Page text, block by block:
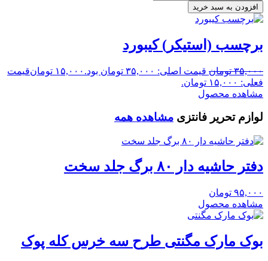
افزودن به سبد خرید
برچسب (استیکر) کیبورد
۳۵,۰۰۰ تومان قیمت اصلی: ۳۵,۰۰۰ تومان بود. ۱۵,۰۰۰ تومانقیمت
فعلی: ۱۵,۰۰۰ تومان.
مشاهده محصول
لوازم تحریر فانتزی مشاهده همه
دفتر حاشیه دار ۸۰ برگ جلد سخت
۹۵,۰۰۰ تومان
مشاهده محصول
بوک مارک مگنتی طرح سه خرس کله پوک